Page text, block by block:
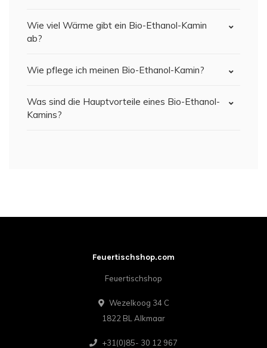
Wie viel Wärme gibt ein Bio-Ethanol-Kamin
ab?
Wie pflege ich meinen Bio-Ethanol-Kamin?
Was sind die Hauptvorteile eines Bio-Ethanol-
Kamins?
Feuertischshop.com
Feuertischshop
Wezelkoog 34 C
1822 BL Alkmaar
+31(0)85- 30 12 967